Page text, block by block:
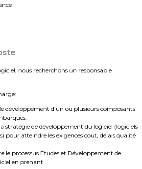
nous recherchons un responsable
développement d’un ou plusieurs composants
stratégie de développement du logiciel (logiciels
pour atteindre les exigences cout, délais qualité
le processus Etudes et Développement de
en prenant